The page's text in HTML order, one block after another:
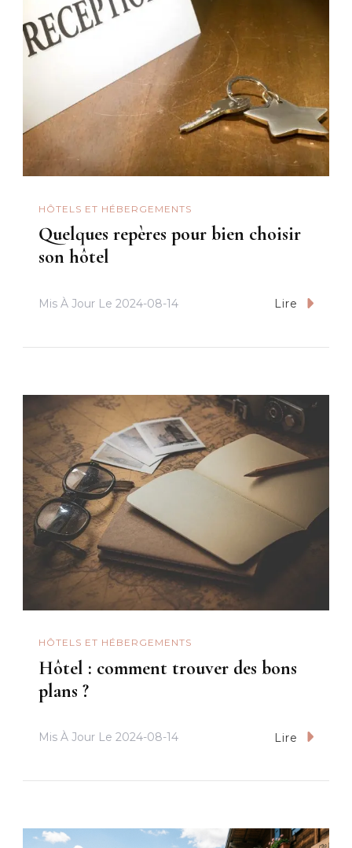
HÔTELS ET HÉBERGEMENTS
Quelques repères pour bien choisir
son hôtel
Mis À Jour Le 2024-08-14 Lire
HÔTELS ET HÉBERGEMENTS
Hôtel : comment trouver des bons
plans ?
Mis À Jour Le 2024-08-14 Lire